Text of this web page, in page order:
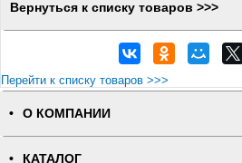
Вернуться к списку товаров >>>
Перейти к списку товаров >>>
О КОМПАНИИ
КАТАЛОГ